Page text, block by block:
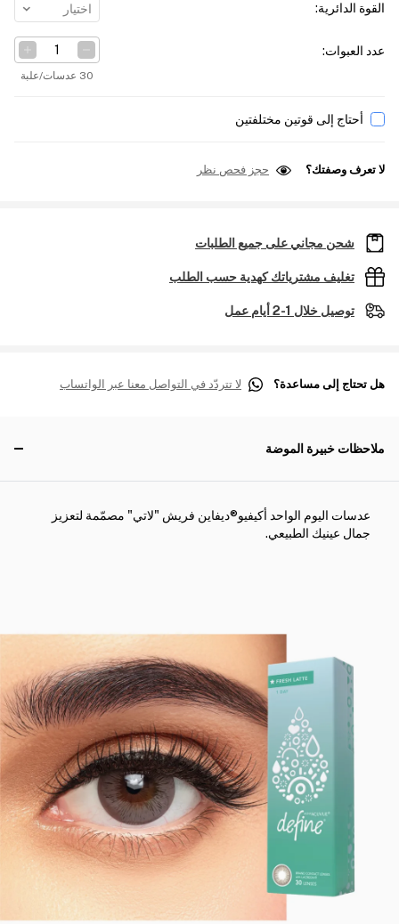
القوة الدائرية: اختيار
عدد العبوات:
30 عدسات/علبة
أحتاج إلى قوتين مختلفتين
لا تعرف وصفتك؟ حجز فحص نظر
شحن مجاني على جميع الطلبات
تغليف مشترياتك كهدية حسب الطلب
توصيل خلال 1-2 أيام عمل
هل تحتاج إلى مساعدة؟ لا تتردّد في التواصل معنا عبر الواتساب
ملاحظات خبيرة الموضة
عدسات اليوم الواحد أكيفيو®ديفاين فريش "لاتي" مصمّمة لتعزيز
جمال عينيك الطبيعي.